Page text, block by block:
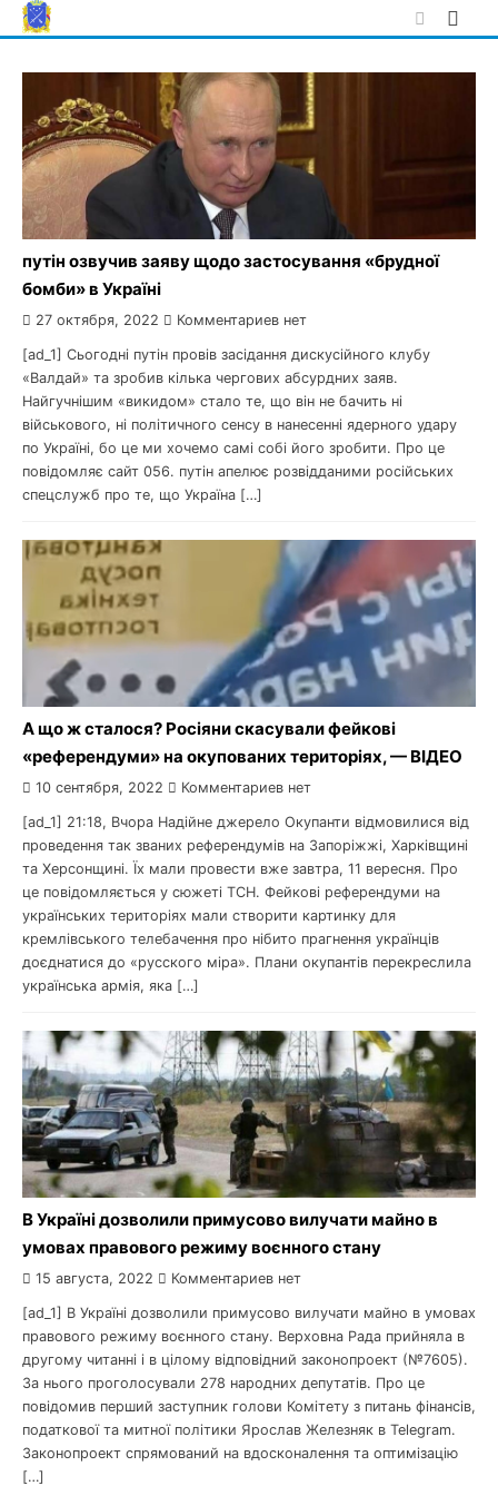
Skip
to
путін озвучив заяву щодо застосування «брудної
бомби» в Україні
27 октября, 2022 Комментариев нет
[ad_1] Сьогодні путін провів засідання дискусійного клубу
«Валдай» та зробив кілька чергових абсурдних заяв.
Найгучнішим «викидом» стало те, що він не бачить ні
військового, ні політичного сенсу в нанесенні ядерного удару
по Україні, бо це ми хочемо самі собі його зробити. Про це
повідомляє сайт 056. путін апелює розвідданими російських
спецслужб про те, що Україна […]
А що ж сталося? Росіяни скасували фейкові
«референдуми» на окупованих територіях, — ВІДЕО
10 сентября, 2022 Комментариев нет
[ad_1] 21:18, Вчора Надійне джерело Окупанти відмовилися від
проведення так званих референдумів на Запоріжжі, Харківщині
та Херсонщині. Їх мали провести вже завтра, 11 вересня. Про
це повідомляється у сюжеті ТСН. Фейкові референдуми на
українських територіях мали створити картинку для
кремлівського телебачення про нібито прагнення українців
доєднатися до «русского міра». Плани окупантів перекреслила
українська армія, яка […]
В Україні дозволили примусово вилучати майно в
умовах правового режиму воєнного стану
15 августа, 2022 Комментариев нет
[ad_1] В Україні дозволили примусово вилучати майно в умовах
правового режиму воєнного стану. Верховна Рада прийняла в
другому читанні і в цілому відповідний законопроект (№7605).
За нього проголосували 278 народних депутатів. Про це
повідомив перший заступник голови Комітету з питань фінансів,
податкової та митної політики Ярослав Железняк в Telegram.
Законопроект спрямований на вдосконалення та оптимізацію
[…]